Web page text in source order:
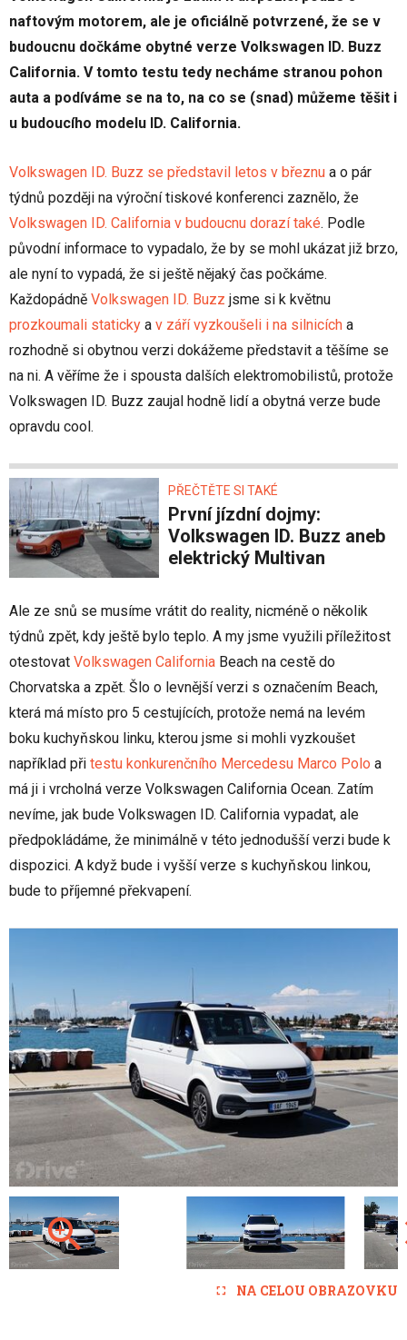
naftovým motorem, ale je oficiálně potvrzené, že se v
budoucnu dočkáme obytné verze Volkswagen ID. Buzz
California. V tomto testu tedy necháme stranou pohon
auta a podíváme se na to, na co se (snad) můžeme těšit i
u budoucího modelu ID. California.
Volkswagen ID. Buzz se představil letos v březnu a o pár
týdnů později na výroční tiskové konferenci zaznělo, že
Volkswagen ID. California v budoucnu dorazí také. Podle
původní informace to vypadalo, že by se mohl ukázat již brzo,
ale nyní to vypadá, že si ještě nějaký čas počkáme.
Každopádně Volkswagen ID. Buzz jsme si k květnu
prozkoumali staticky a v září vyzkoušeli i na silnicích a
rozhodně si obytnou verzi dokážeme představit a těšíme se
na ni. A věříme že i spousta dalších elektromobilistů, protože
Volkswagen ID. Buzz zaujal hodně lidí a obytná verze bude
opravdu cool.
PŘEČTĚTE SI TAKÉ
První jízdní dojmy:
Volkswagen ID. Buzz aneb
elektrický Multivan
Ale ze snů se musíme vrátit do reality, nicméně o několik
týdnů zpět, kdy ještě bylo teplo. A my jsme využili příležitost
otestovat Volkswagen California Beach na cestě do
Chorvatska a zpět. Šlo o levnější verzi s označením Beach,
která má místo pro 5 cestujících, protože nemá na levém
boku kuchyňskou linku, kterou jsme si mohli vyzkoušet
například při testu konkurenčního Mercedesu Marco Polo a
má ji i vrcholná verze Volkswagen California Ocean. Zatím
nevíme, jak bude Volkswagen ID. California vypadat, ale
předpokládáme, že minimálně v této jednodušší verzi bude k
dispozici. A když bude i vyšší verze s kuchyňskou linkou,
bude to příjemné překvapení.
NA CELOU OBRAZOVKU